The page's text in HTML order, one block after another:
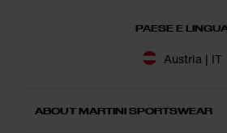
PAESE E
Austria | IT
ABOUT MARTINI SPORTSWEAR